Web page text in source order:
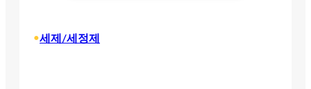
•세제/세정제